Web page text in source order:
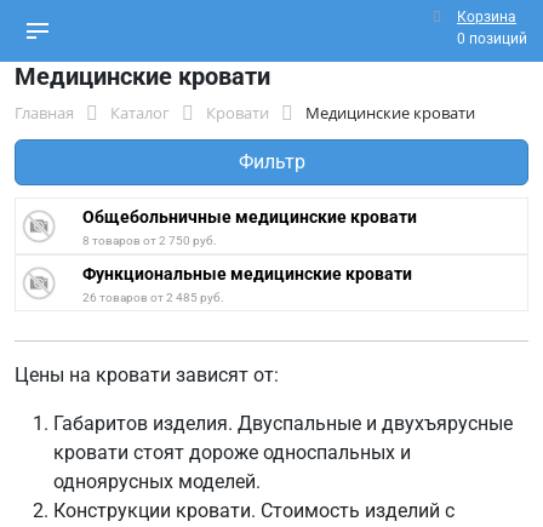
Корзина
0 позиций
Медицинские кровати
Главная Каталог Кровати Медицинские кровати
Фильтр
Общебольничные медицинские кровати
8 товаров от 2 750 руб.
Функциональные медицинские кровати
26 товаров от 2 485 руб.
Цены на кровати зависят от:
Габаритов изделия. Двуспальные и двухъярусные
кровати стоят дороже односпальных и
одноярусных моделей.
Конструкции кровати. Стоимость изделий с